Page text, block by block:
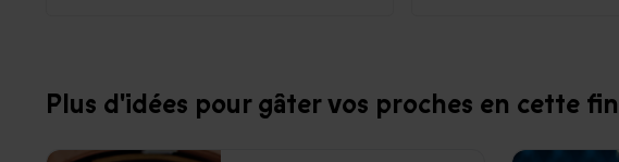
Plus d'idées pour gâter vos proches en cette